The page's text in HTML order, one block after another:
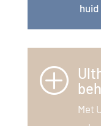
huid
P
Met